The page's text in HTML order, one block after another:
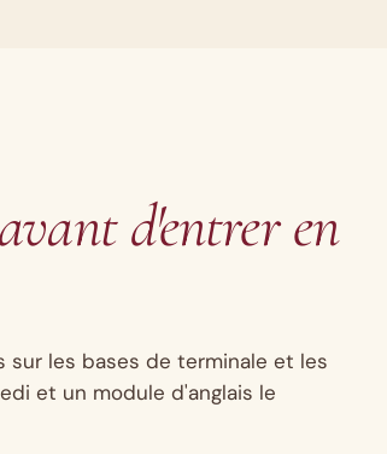
avant d'entrer en
sur les bases de terminale et les
et un module d'anglais le